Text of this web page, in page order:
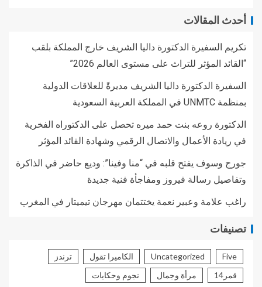
أحدث المقالات
تكريم السفيرة الدكتورة داليا الشريف خارج المملكة بلقب
“القائد المؤثر للتراث على مستوى العالم 2026”
السفيرة الدكتورة داليا الشريف مديرةً للعلاقات الدولية
بمنظمة UNMTC في المملكة العربية السعودية
الدكتورة روعه بنت حمد ميره تحصل على الدكتوراه الفخرية
في ريادة الأعمال والاتصال الرقمي وشهادة القائد المؤثر
جورج وسوف يفتح قلبه في “منا وفينا”: وديع حاضر في الذاكرة
وتفاصيل رسالة فيروز ومفاجأة فنية جديدة
راغب علامة وعبير نعمة يختتمان مهرجان تيميتار في المغرب
تصنيفات
Five
Uncategorized الكاميرا تقول
ترندز
قمر14
مرأة وجمال نجوم وحكايات